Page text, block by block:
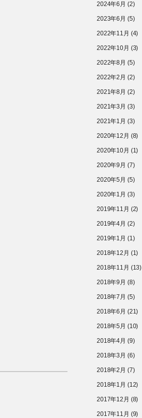
2024年6月 (2)
2023年6月 (5)
2022年11月 (4)
2022年10月 (3)
2022年8月 (5)
2022年2月 (2)
2021年8月 (2)
2021年3月 (3)
2021年1月 (3)
2020年12月 (8)
2020年10月 (1)
2020年9月 (7)
2020年5月 (5)
2020年1月 (3)
2019年11月 (2)
2019年4月 (2)
2019年1月 (1)
2018年12月 (1)
2018年11月 (13)
2018年9月 (8)
2018年7月 (5)
2018年6月 (21)
2018年5月 (10)
2018年4月 (9)
2018年3月 (6)
2018年2月 (7)
2018年1月 (12)
2017年12月 (8)
2017年11月 (9)